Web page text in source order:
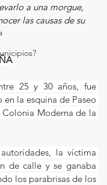
a una morgue,
las causas de su
25 y 30 años, fue
la esquina de Paseo
Colonia Moderna de la
de calle y se ganaba
los parabrisas de los